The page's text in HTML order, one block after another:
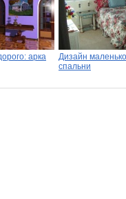
арка
Дизайн
спальни